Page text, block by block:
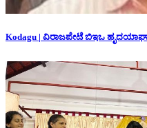
Kodagu | ವಿರಾಜಪೇಟೆ ಬಿಇಒ